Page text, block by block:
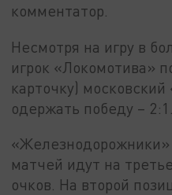
комментатор.
Несмотря на игру в
игрок «Локомотива»
карточку)
одержать победу – 2:1.
матчей идут на
очков. На второй